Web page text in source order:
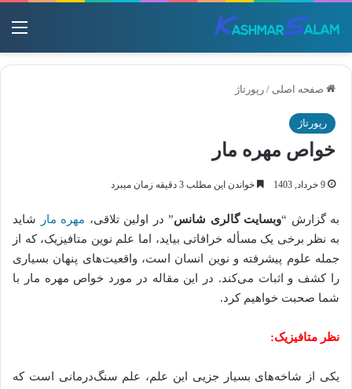
صفحه اصلی / رپورتاژ
رپورتاژ
خواص مهره مار
9 خرداد, 1403 خواندن این مطلب 3 دقیقه زمان میبرد
به گزارش “وبسایت گالری شانس” در اولین تلاقی، مهره مار
شاید
به نظر برخی یک مسأله خرافاتی بیاید، اما علم نوین متافیزیک، که از
جمله علوم پیشرفته و نوین انسان است، واقعیت‌های پنهان بسیاری
را کشف و اثبات می‌کند. در این مقاله در مورد خواص مهره مار با
شما صحبت خواهیم کرد.
نظر متافیزیک:
یکی از شاخه‌های بسیار جزیی این علم، علم سنگ‌درمانی است که